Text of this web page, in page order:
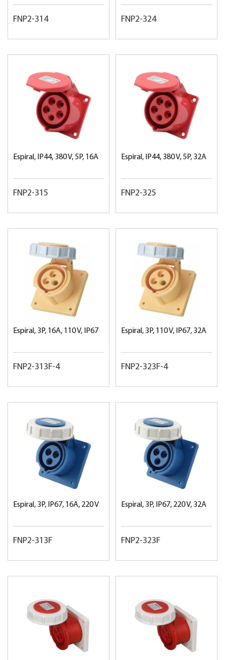
FNP2-314 FNP2-324
Espiral, IP44, 380 V, 5P, 16A
FNP2-315
Espiral, IP44, 380 V, 5P, 32A
FNP2-325
Espiral, 3P, 16A, 110 V, IP67
FNP2-313F-4
Espiral, 3P, 110 V, IP67, 32A
FNP2-323F-4
Espiral, 3P, IP67, 16A, 220 V
FNP2-313F
Espiral, 3P, IP67, 220 V, 32A
FNP2-323F